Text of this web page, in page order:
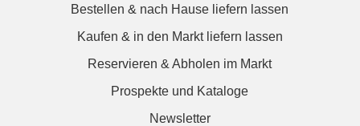
Bestellen & nach Hause liefern lassen
Kaufen & in den Markt liefern lassen
Reservieren & Abholen im Markt
Prospekte und Kataloge
Newsletter